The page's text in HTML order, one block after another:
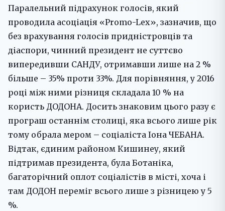
Паралельний підрахунок голосів, який
проводила асоціація «Promo-Lex», зазначив, що
без врахування голосів придністровців та
діаспори, чинний президент не суттєво
випередивши САНДУ, отримавши лише на 2 %
більше – 35% проти 33%. Для порівняння, у 2016
році між ними різниця складала 10 % на
користь ДОДОНА. Досить знаковим цього разу є
програш останнім столиці, яка всього лише рік
тому обрала мером – соціаліста Іона ЧЕБАНА.
Відтак, єдиним районом Кишинеу, який
підтримав президента, була Ботаніка,
багаторічний оплот соціалістів в місті, хоча і
там ДОДОН переміг всього лише з різницею у 5
%.